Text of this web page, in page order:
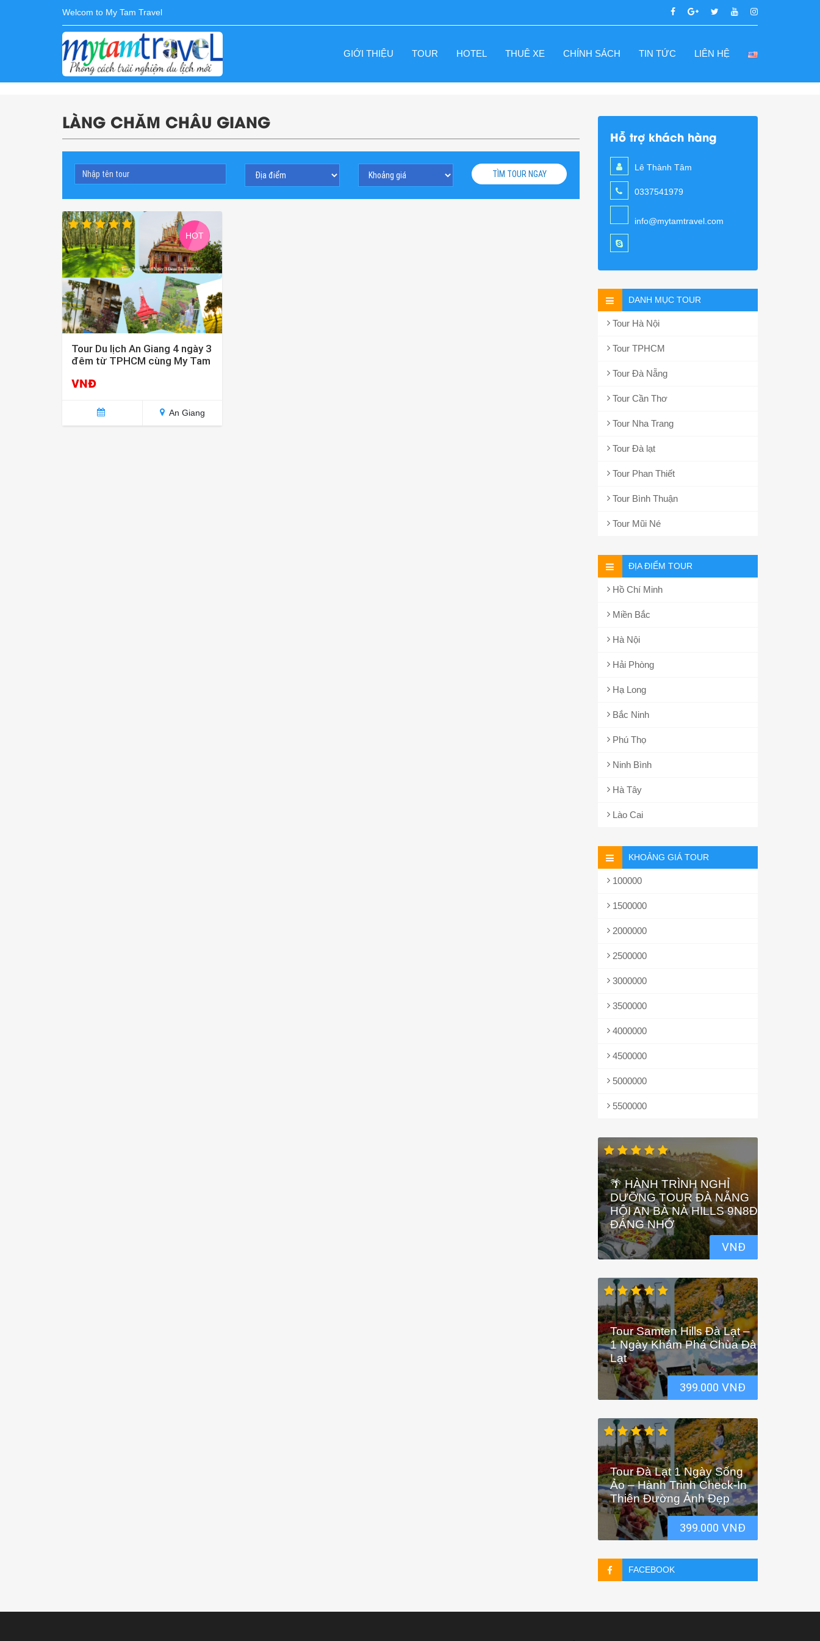
Welcom to My Tam Travel
GIỚI THIỆU TOUR HOTEL THUÊ XE CHÍNH SÁCH TIN TỨC LIÊN HỆ
LÀNG CHĂM CHÂU GIANG
TÌM TOUR NGAY
HOT
Tour Du lịch An Giang 4 ngày 3
đêm từ TPHCM cùng My Tam
Thất Sơn huyền bí
VNĐ
An Giang
Hỗ trợ khách hàng
Lê Thành Tâm
0337541979
info@mytamtravel.com
DANH MỤC TOUR
Tour Hà Nội
Tour TPHCM
Tour Đà Nẵng
Tour Cần Thơ
Tour Nha Trang
Tour Đà lạt
Tour Phan Thiết
Tour Bình Thuận
Tour Mũi Né
ĐỊA ĐIỂM TOUR
Hồ Chí Minh
Miền Bắc
Hà Nội
Hải Phòng
Hạ Long
Bắc Ninh
Phú Thọ
Ninh Bình
Hà Tây
Lào Cai
KHOẢNG GIÁ TOUR
100000
1500000
2000000
2500000
3000000
3500000
4000000
4500000
5000000
5500000
🌴 HÀNH TRÌNH NGHỈ
DƯỠNG TOUR ĐÀ NẴNG
HỘI AN BÀ NÀ HILLS 9N8Đ
ĐÁNG NHỚ
VNĐ
Tour Samten Hills Đà Lạt –
1 Ngày Khám Phá Chùa Đà
Lạt
399.000 VNĐ
Tour Đà Lạt 1 Ngày Sống
Ảo – Hành Trình Check-In
Thiên Đường Ảnh Đẹp
399.000 VNĐ
FACEBOOK